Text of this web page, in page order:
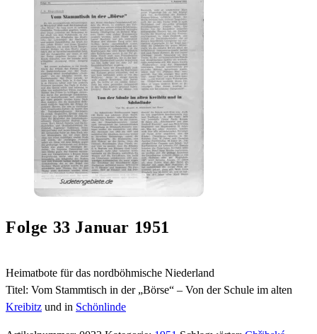
Folge 33 Januar 1951
Heimatbote für das nordböhmische Niederland
Titel: Vom Stammtisch in der „Börse“ – Von der Schule im alten
Kreibitz und in Schönlinde